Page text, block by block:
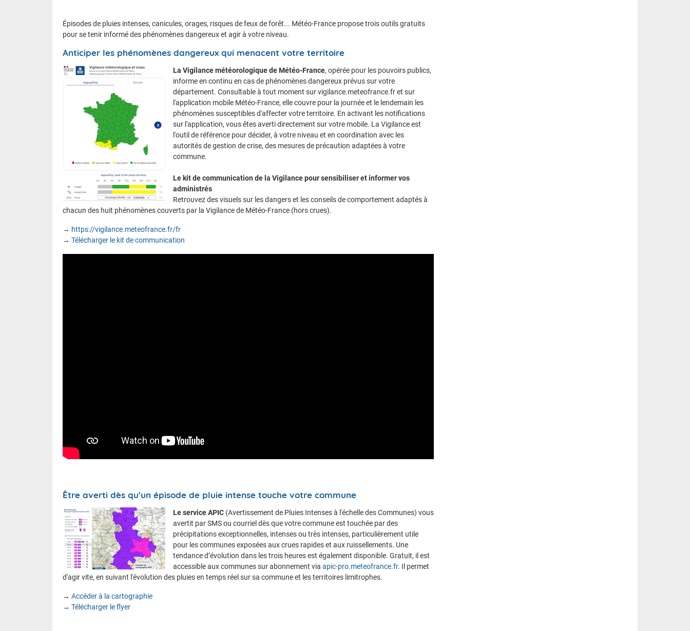
Épisodes de pluies intenses, canicules, orages, risques de feux de forêt... Météo-France propose trois outils gratuits
pour se tenir informé des phénomènes dangereux et agir à votre niveau.
Anticiper les phénomènes dangereux qui menacent votre territoire
La Vigilance météorologique de Météo-France, opérée pour les pouvoirs publics,
informe en continu en cas de phénomènes dangereux prévus sur votre
département. Consultable à tout moment sur vigilance.meteofrance.fr et sur
l'application mobile Météo-France, elle couvre pour la journée et le lendemain les
phénomènes susceptibles d'affecter votre territoire. En activant les notifications
sur l'application, vous êtes averti directement sur votre mobile. La Vigilance est
l'outil de référence pour décider, à votre niveau et en coordination avec les
autorités de gestion de crise, des mesures de précaution adaptées à votre
commune.
Le kit de communication de la Vigilance pour sensibiliser et informer vos
administrés
Retrouvez des visuels sur les dangers et les conseils de comportement adaptés à
chacun des huit phénomènes couverts par la Vigilance de Météo-France (hors crues).
→ https://vigilance.meteofrance.fr/fr
→ Télécharger le kit de communication
Être averti dès qu'un épisode de pluie intense touche votre commune
Le service APIC (Avertissement de Pluies Intenses à l'échelle des Communes) vous
avertit par SMS ou courriel dès que votre commune est touchée par des
précipitations exceptionnelles, intenses ou très intenses, particulièrement utile
pour les communes exposées aux crues rapides et aux ruissellements. Une
tendance d’évolution dans les trois heures est également disponible. Gratuit, il est
accessible aux communes sur abonnement via apic-pro.meteofrance.fr. Il permet
d'agir vite, en suivant l'évolution des pluies en temps réel sur sa commune et les territoires limitrophes.
→ Accéder à la cartographie
→ Télécharger le flyer